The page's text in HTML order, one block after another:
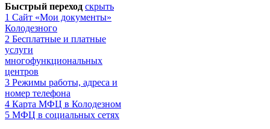
Быстрый переход скрыть
1 Сайт «Мои документы»
Колодезного
2 Бесплатные и платные
услуги
многофункциональных
центров
3 Режимы работы, адреса и
номер телефона
4 Карта МФЦ в Колодезном
5 МФЦ в социальных сетях